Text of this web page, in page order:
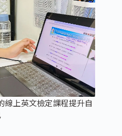
線上英文檢定課程提升自